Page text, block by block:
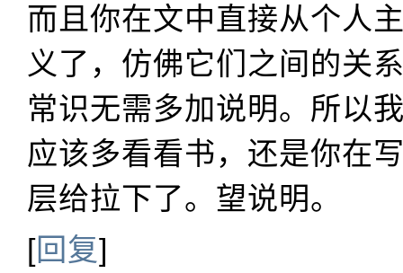
而且你在文中直接从个人
义了，仿佛它们之间的关
常识无需多加说明。所以
应该多看看书，还是你在
层给拉下了。望说明。
[回复]